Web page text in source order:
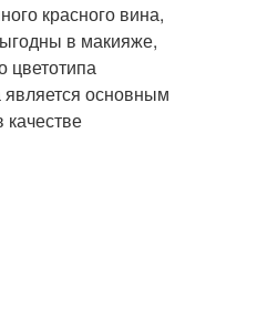
красного вина,
в макияже,
цветотипа
основным